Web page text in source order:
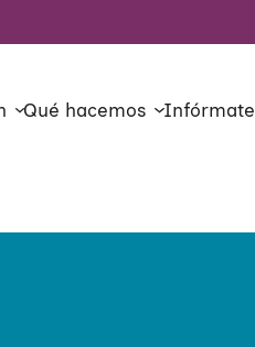
Qué hacemos Infórmate